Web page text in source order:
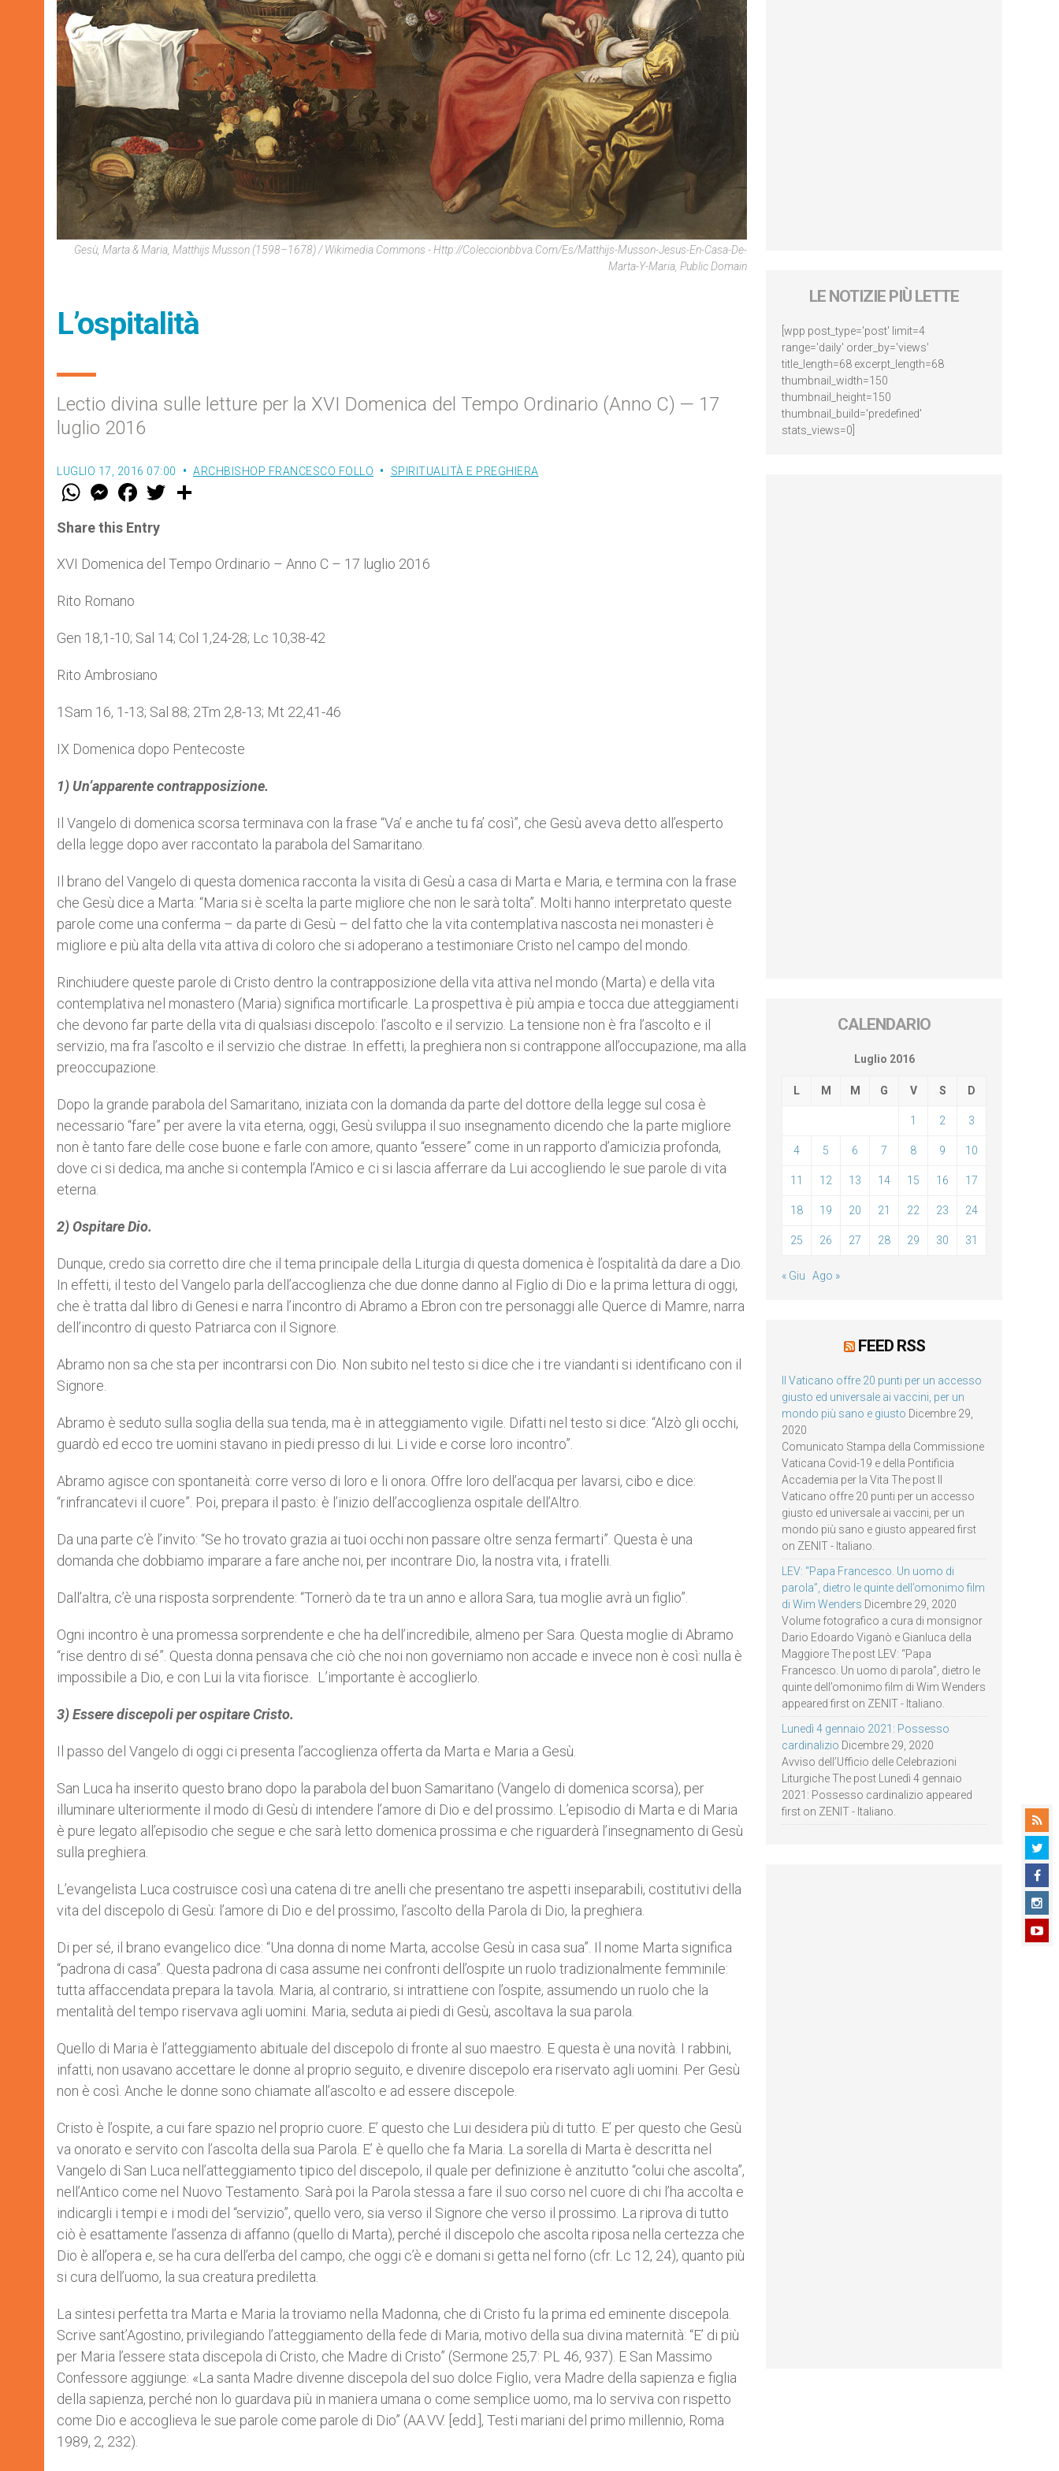
Gesù, Marta & Maria, Matthijs Musson (1598–1678) / Wikimedia Commons - Http://coleccionbbva.com/es/matthijs-Musson-Jesus-En-Casa-De-
Marta-Y-Maria, Public Domain
L’ospitalità
Lectio divina sulle letture per la XVI Domenica del Tempo Ordinario (Anno C) — 17
luglio 2016
LUGLIO 17, 2016 07:00 ARCHBISHOP FRANCESCO FOLLO SPIRITUALITÀ E PREGHIERA
W
t
s
p
p
M
e
s
e
g
e
F
a
e
b
o
k
w
r
Share this Entry
XVI Domenica del Tempo Ordinario – Anno C – 17 luglio 2016
Rito Romano
Gen 18,1-10; Sal 14; Col 1,24-28; Lc 10,38-42
Rito Ambrosiano
1Sam 16, 1-13; Sal 88; 2Tm 2,8-13; Mt 22,41-46
IX Domenica dopo Pentecoste
1) Un’apparente contrapposizione.
Il Vangelo di domenica scorsa terminava con la frase “Va’ e anche tu fa’ così”, che Gesù aveva detto all’esperto
della legge dopo aver raccontato la parabola del Samaritano.
Il brano del Vangelo di questa domenica racconta la visita di Gesù a casa di Marta e Maria, e termina con la frase
che Gesù dice a Marta: “Maria si è scelta la parte migliore che non le sarà tolta”. Molti hanno interpretato queste
parole come una conferma – da parte di Gesù – del fatto che la vita contemplativa nascosta nei monasteri è
migliore e più alta della vita attiva di coloro che si adoperano a testimoniare Cristo nel campo del mondo.
Rinchiudere queste parole di Cristo dentro la contrapposizione della vita attiva nel mondo (Marta) e della vita
contemplativa nel monastero (Maria) significa mortificarle. La prospettiva è più ampia e tocca due atteggiamenti
che devono far parte della vita di qualsiasi discepolo: l’ascolto e il servizio. La tensione non è fra l’ascolto e il
servizio, ma fra l’ascolto e il servizio che distrae. In effetti, la preghiera non si contrappone all’occupazione, ma alla
preoccupazione.
Dopo la grande parabola del Samaritano, iniziata con la domanda da parte del dottore della legge sul cosa è
necessario “fare” per avere la vita eterna, oggi, Gesù sviluppa il suo insegnamento dicendo che la parte migliore
non è tanto fare delle cose buone e farle con amore, quanto “essere” come in un rapporto d’amicizia profonda,
dove ci si dedica, ma anche si contempla l’Amico e ci si lascia afferrare da Lui accogliendo le sue parole di vita
eterna.
2) Ospitare Dio.
Dunque, credo sia corretto dire che il tema principale della Liturgia di questa domenica è l’ospitalità da dare a Dio.
In effetti, il testo del Vangelo parla dell’accoglienza che due donne danno al Figlio di Dio e la prima lettura di oggi,
che è tratta dal libro di Genesi e narra l’incontro di Abramo a Ebron con tre personaggi alle Querce di Mamre, narra
dell’incontro di questo Patriarca con il Signore.
Abramo non sa che sta per incontrarsi con Dio. Non subito nel testo si dice che i tre viandanti si identificano con il
Signore.
Abramo è seduto sulla soglia della sua tenda, ma è in atteggiamento vigile. Difatti nel testo si dice: “Alzò gli occhi,
guardò ed ecco tre uomini stavano in piedi presso di lui. Li vide e corse loro incontro”.
Abramo agisce con spontaneità: corre verso di loro e li onora. Offre loro dell’acqua per lavarsi, cibo e dice:
“rinfrancatevi il cuore”. Poi, prepara il pasto: è l’inizio dell’accoglienza ospitale dell’Altro.
Da una parte c’è l’invito: “Se ho trovato grazia ai tuoi occhi non passare oltre senza fermarti”. Questa è una
domanda che dobbiamo imparare a fare anche noi, per incontrare Dio, la nostra vita, i fratelli.
Dall’altra, c’è una risposta sorprendente: “Tornerò da te tra un anno e allora Sara, tua moglie avrà un figlio”.
Ogni incontro è una promessa sorprendente e che ha dell’incredibile, almeno per Sara. Questa moglie di Abramo
“rise dentro di sé”. Questa donna pensava che ciò che noi non governiamo non accade e invece non è così: nulla è
impossibile a Dio, e con Lui la vita fiorisce. L’importante è accoglierlo.
3) Essere discepoli per ospitare Cristo.
Il passo del Vangelo di oggi ci presenta l’accoglienza offerta da Marta e Maria a Gesù.
San Luca ha inserito questo brano dopo la parabola del buon Samaritano (Vangelo di domenica scorsa), per
illuminare ulteriormente il modo di Gesù di intendere l’amore di Dio e del prossimo. L’episodio di Marta e di Maria
è pure legato all’episodio che segue e che sarà letto domenica prossima e che riguarderà l’insegnamento di Gesù
sulla preghiera.
L’evangelista Luca costruisce così una catena di tre anelli che presentano tre aspetti inseparabili, costitutivi della
vita del discepolo di Gesù: l’amore di Dio e del prossimo, l’ascolto della Parola di Dio, la preghiera.
Di per sé, il brano evangelico dice: “Una donna di nome Marta, accolse Gesù in casa sua”. Il nome Marta significa
“padrona di casa”. Questa padrona di casa assume nei confronti dell’ospite un ruolo tradizionalmente femminile:
tutta affaccendata prepara la tavola. Maria, al contrario, si intrattiene con l’ospite, assumendo un ruolo che la
mentalità del tempo riservava agli uomini. Maria, seduta ai piedi di Gesù, ascoltava la sua parola.
Quello di Maria è l’atteggiamento abituale del discepolo di fronte al suo maestro. E questa è una novità. I rabbini,
infatti, non usavano accettare le donne al proprio seguito, e divenire discepolo era riservato agli uomini. Per Gesù
non è così. Anche le donne sono chiamate all’ascolto e ad essere discepole.
Cristo è l’ospite, a cui fare spazio nel proprio cuore. E’ questo che Lui desidera più di tutto. E’ per questo che Gesù
va onorato e servito con l’ascolta della sua Parola. E’ è quello che fa Maria. La sorella di Marta è descritta nel
Vangelo di San Luca nell’atteggiamento tipico del discepolo, il quale per definizione è anzitutto “colui che ascolta”,
nell’Antico come nel Nuovo Testamento. Sarà poi la Parola stessa a fare il suo corso nel cuore di chi l’ha accolta e
indicargli i tempi e i modi del “servizio”, quello vero, sia verso il Signore che verso il prossimo. La riprova di tutto
ciò è esattamente l’assenza di affanno (quello di Marta), perché il discepolo che ascolta riposa nella certezza che
Dio è all’opera e, se ha cura dell’erba del campo, che oggi c’è e domani si getta nel forno (cfr. Lc 12, 24), quanto più
si cura dell’uomo, la sua creatura prediletta.
La sintesi perfetta tra Marta e Maria la troviamo nella Madonna, che di Cristo fu la prima ed eminente discepola.
Scrive sant’Agostino, privilegiando l’atteggiamento della fede di Maria, motivo della sua divina maternità: “E’ di più
per Maria l’essere stata discepola di Cristo, che Madre di Cristo” (Sermone 25,7: PL 46, 937). E San Massimo
Confessore aggiunge: «La santa Madre divenne discepola del suo dolce Figlio, vera Madre della sapienza e figlia
della sapienza, perché non lo guardava più in maniera umana o come semplice uomo, ma lo serviva con rispetto
come Dio e accoglieva le sue parole come parole di Dio” (AA.VV. [edd.], Testi mariani del primo millennio, Roma
1989, 2, 232).
LE NOTIZIE PIÙ LETTE
[wpp post_type='post' limit=4
range='daily' order_by='views'
title_length=68 excerpt_length=68
thumbnail_width=150
thumbnail_height=150
thumbnail_build='predefined'
stats_views=0]
CALENDARIO
Luglio 2016
L M M G V S D
1 2 3
4 5 6 7 8 9 10
11 12 13 14 15 16 17
18 19 20 21 22 23 24
25 26 27 28 29 30 31
« Giu Ago »
FEED RSS
Il Vaticano offre 20 punti per un accesso
giusto ed universale ai vaccini, per un
mondo più sano e giusto Dicembre 29,
2020
Comunicato Stampa della Commissione
Vaticana Covid-19 e della Pontificia
Accademia per la Vita The post Il
Vaticano offre 20 punti per un accesso
giusto ed universale ai vaccini, per un
mondo più sano e giusto appeared first
on ZENIT - Italiano.
LEV: “Papa Francesco. Un uomo di
parola”, dietro le quinte dell’omonimo film
di Wim Wenders Dicembre 29, 2020
Volume fotografico a cura di monsignor
Dario Edoardo Viganò e Gianluca della
Maggiore The post LEV: “Papa
Francesco. Un uomo di parola”, dietro le
quinte dell’omonimo film di Wim Wenders
appeared first on ZENIT - Italiano.
Lunedì 4 gennaio 2021: Possesso
cardinalizio Dicembre 29, 2020
Avviso dell’Ufficio delle Celebrazioni
Liturgiche The post Lunedì 4 gennaio
2021: Possesso cardinalizio appeared
first on ZENIT - Italiano.